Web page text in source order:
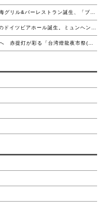
「ブラウアターフェル横浜」4月22日（水）グランドオープン
を再現した「ホフブロイ トウキョウ 新宿店」4月15日（水）グランドオープン
よいち まつり)」流山おおたかの森で初開催 4/16(木)～5/11(月)の26日間実施